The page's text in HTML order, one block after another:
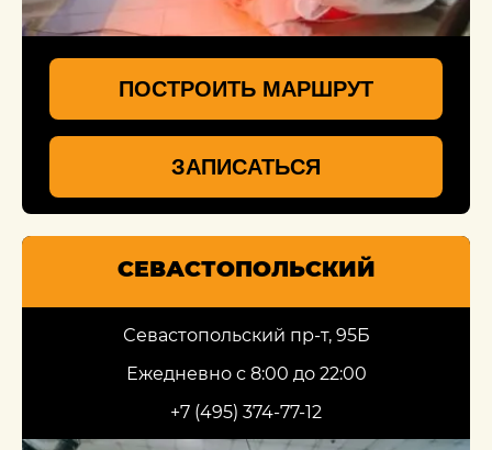
ПОСТРОИТЬ МАРШРУТ
ЗАПИСАТЬСЯ
СЕВАСТОПОЛЬСКИЙ
Севастопольский пр-т, 95Б
Ежедневно с 8:00 до 22:00
+7 (495) 374-77-12